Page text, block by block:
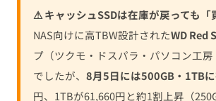
⚠ キャッシュSSDは在庫が戻っても「
NAS向けに高TBW設計されたWD Red
プ（ツクモ・ドスパラ・パソコン工
でしたが、 8月5日には500GB・1TB
円、1TBが61,660円と約1割上昇（